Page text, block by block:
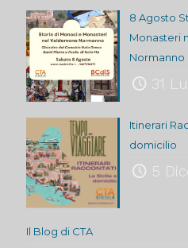
8 Agosto
Monasteri
Normanno
31
Itinerari
domicilio
5
Il Blog di CTA